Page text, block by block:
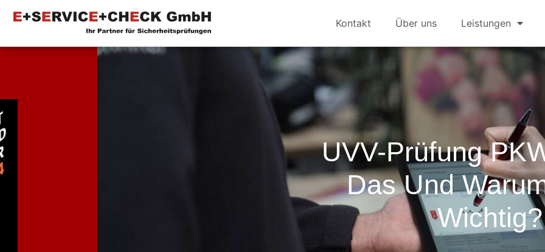
Kontakt Über uns Leistungen
UVV-Prüfung
Das Und
Wichtig?